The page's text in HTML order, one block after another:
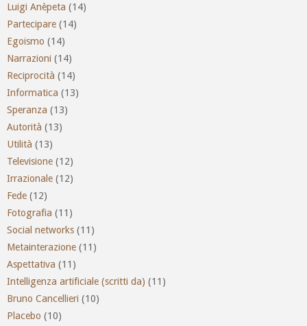
Luigi Anèpeta (14)
Partecipare (14)
Egoismo (14)
Narrazioni (14)
Reciprocità (14)
Informatica (13)
Speranza (13)
Autorità (13)
Utilità (13)
Televisione (12)
Irrazionale (12)
Fede (12)
Fotografia (11)
Social networks (11)
Metainterazione (11)
Aspettativa (11)
Intelligenza artificiale (scritti da) (11)
Bruno Cancellieri (10)
Placebo (10)